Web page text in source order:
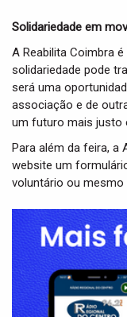
Solidariedade em
A Reabilita Coimbra
solidariedade pode
será uma
associação e de
um futuro mais justo
Para além da feira, a
website um
voluntário ou mesmo